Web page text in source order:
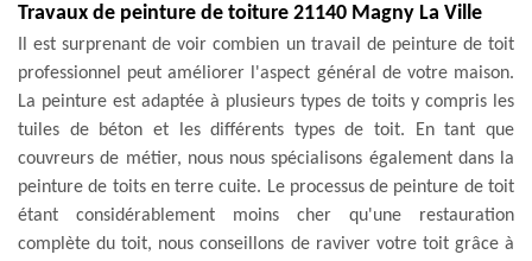
Travaux de peinture de toiture 21140 Magny La Ville
Il est surprenant de voir combien un travail de peinture de toit
professionnel peut améliorer l'aspect général de votre maison.
La peinture est adaptée à plusieurs types de toits y compris les
tuiles de béton et les différents types de toit. En tant que
couvreurs de métier, nous nous spécialisons également dans la
peinture de toits en terre cuite. Le processus de peinture de toit
étant considérablement moins cher qu'une restauration
complète du toit, nous conseillons de raviver votre toit grâce à